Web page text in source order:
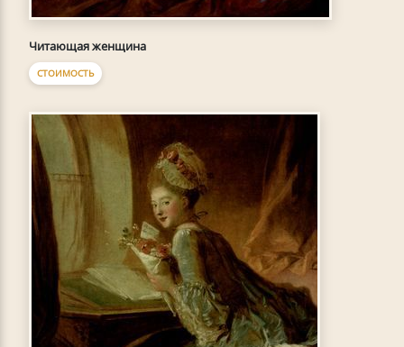
Читающая женщина
СТОИМОСТЬ